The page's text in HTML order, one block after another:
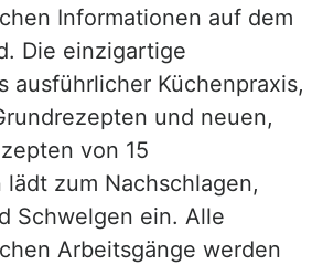
Informationen auf dem
Die einzigartige
ausführlicher Küchenpraxis,
und neuen,
von 15
zum Nachschlagen,
Schwelgen ein. Alle
Arbeitsgänge werden